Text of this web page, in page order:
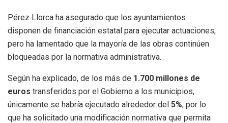
Pérez Llorca ha asegurado que los ayuntamientos
disponen de financiación estatal para ejecutar actuaciones,
pero ha lamentado que la mayoría de las obras continúen
bloqueadas por la normativa administrativa.
Según ha explicado, de los más de 1.700 millones de
euros transferidos por el Gobierno a los municipios,
únicamente se habría ejecutado alrededor del 5%, por lo
que ha solicitado una modificación normativa que permita